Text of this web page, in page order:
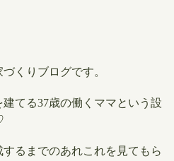
くりブログです。
てる37歳の働くママという設
るまでのあれこれを見てもら